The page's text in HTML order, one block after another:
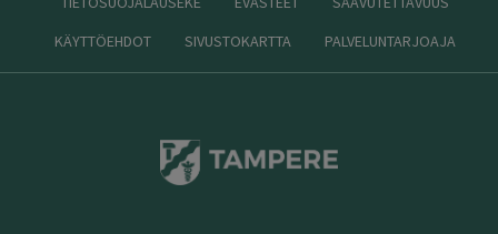
KÄYTTÖEHDOT
SIVUSTOKARTTA PALVELUNTARJOAJA